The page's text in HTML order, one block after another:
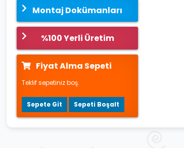
Montaj Dokümanları
%100 Yerli Üretim
Fiyat Alma Sepeti
Teklif sepetiniz boş.
Sepete Git Sepeti Boşalt